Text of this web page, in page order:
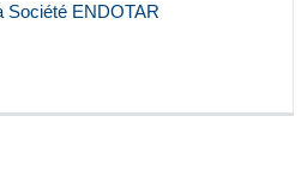
Société ENDOTAR